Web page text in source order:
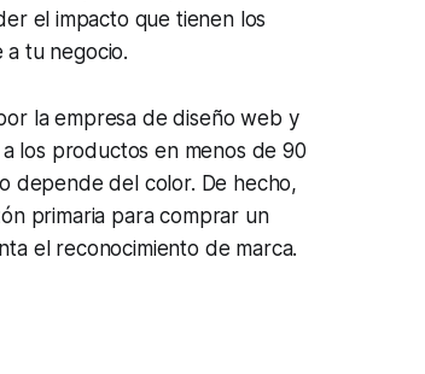
el impacto que tienen los
tu negocio.
la empresa de diseño web y
los productos en menos de 90
depende del color. De hecho,
primaria para comprar un
el reconocimiento de marca.